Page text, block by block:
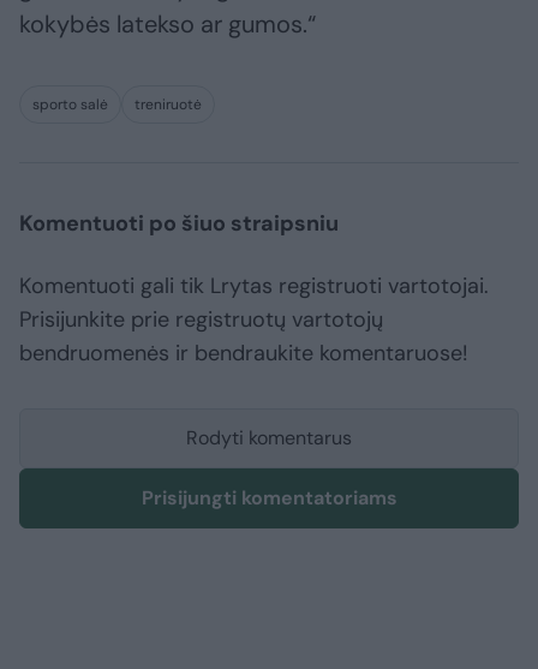
kokybės latekso ar gumos.“
sporto salė treniruotė
Komentuoti po šiuo straipsniu
Komentuoti gali tik Lrytas registruoti vartotojai.
Prisijunkite prie registruotų vartotojų
bendruomenės ir bendraukite komentaruose!
Rodyti komentarus
Prisijungti komentatoriams